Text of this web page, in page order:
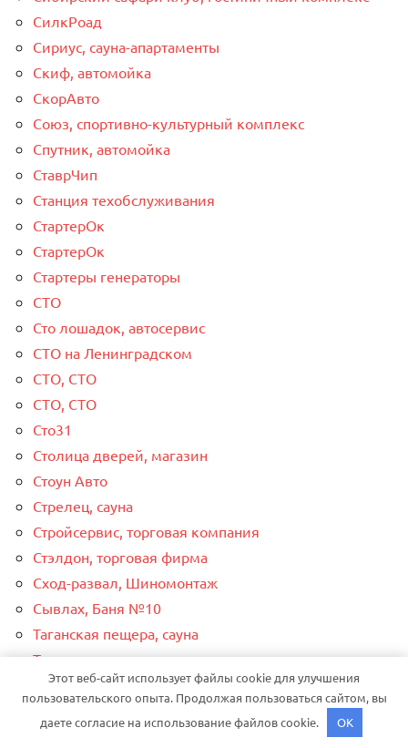
СилкРоад
Сириус, сауна-апартаменты
Скиф, автомойка
СкорАвто
Союз, спортивно-культурный комплекс
Спутник, автомойка
СтаврЧип
Станция техобслуживания
СтартерОк
СтартерОк
Стартеры генераторы
СТО
Сто лошадок, автосервис
СТО на Ленинградском
СТО, СТО
СТО, СТО
Сто31
Столица дверей, магазин
Стоун Авто
Стрелец, сауна
Стройсервис, торговая компания
Стэлдон, торговая фирма
Сход-развал, Шиномонтаж
Сывлах, Баня №10
Таганская пещера, сауна
Тазик, сауна
Тд-Моторс
Теплое местечко, сауна
Этот веб-сайт использует файлы cookie для улучшения
пользовательского опыта. Продолжая пользоваться сайтом, вы
даете согласие на использование файлов cookie.
OK